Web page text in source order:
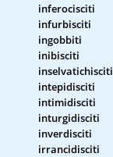
inferocisciti
infurbisciti
ingobbiti
inibisciti
inselvatichisciti
intepidisciti
intimidisciti
inturgidisciti
inverdisciti
irrancidisciti